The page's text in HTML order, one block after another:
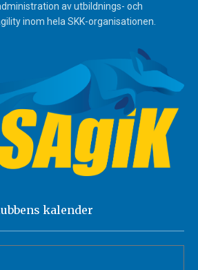
av utbildnings- och
inom hela SKK-organisationen.
kalender